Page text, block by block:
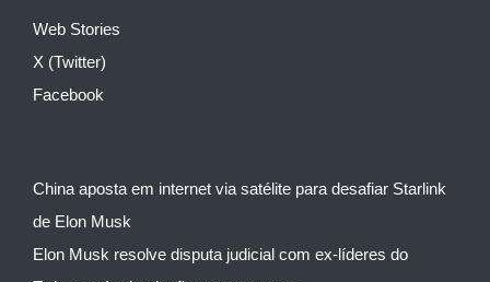
Web Stories
X (Twitter)
Facebook
China aposta em internet via satélite para desafiar Starlink
de Elon Musk
Elon Musk resolve disputa judicial com ex-líderes do